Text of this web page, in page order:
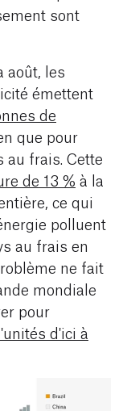
sont
août, les
émettent
de
que pour
au frais. Cette
de 13 % à la
ce qui
polluent
au frais en
ne fait
mondiale
pour
d'ici à